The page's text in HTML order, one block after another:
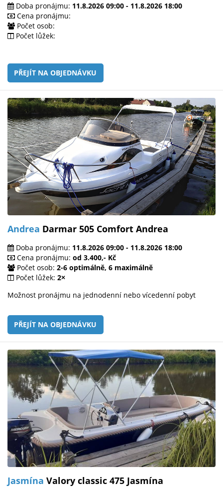
Doba pronájmu: 11.8.2026 09:00 - 11.8.2026 18:00
Cena pronájmu:
Počet osob:
Počet lůžek:
PŘEJÍT NA OBJEDNÁVKU
Andrea Darmar 505 Comfort Andrea
Doba pronájmu: 11.8.2026 09:00 - 11.8.2026 18:00
Cena pronájmu: od 3.400,- Kč
Počet osob: 2-6 optimálně, 6 maximálně
Počet lůžek: 2×
Možnost pronájmu na jednodenní nebo vícedenní pobyt
PŘEJÍT NA OBJEDNÁVKU
Jasmína Valory classic 475 Jasmína
mailem.
objednat
poukaz